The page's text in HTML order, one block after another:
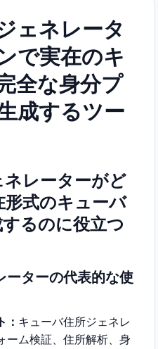
ェネレータ
で実在のキ
全な身分プ
成するツー
レーターがど
式のキューバ
るのに役立つ
ーターの代表的な使
： キューバ住所ジェネレ
ーム検証、住所解析、身